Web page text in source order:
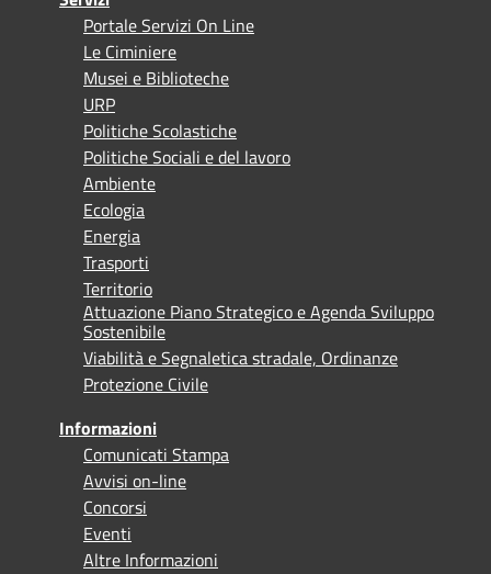
Portale Servizi On Line
Le Ciminiere
Musei e Biblioteche
URP
Politiche Scolastiche
Politiche Sociali e del lavoro
Ambiente
Ecologia
Energia
Trasporti
Territorio
Attuazione Piano Strategico e Agenda Sviluppo
Sostenibile
Viabilità e Segnaletica stradale, Ordinanze
Protezione Civile
Informazioni
Comunicati Stampa
Avvisi on-line
Concorsi
Eventi
Altre Informazioni